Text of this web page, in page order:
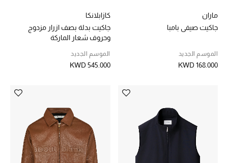
العناية الشخصية بالرجال
صُممت للرجال
عرض جميع المنتجات
ماران
جاكيت صيفي بامبا
الموسم الجديد
KWD 168.000
كازابلانكا
جاكيت بدلة بصف ازرار مزدوج
وحروف شعار الماركة
الموسم الجديد
KWD 545.000